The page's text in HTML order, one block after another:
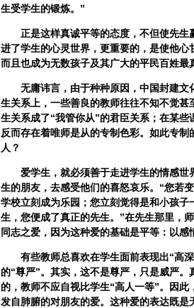
生受学生的锻炼。”
正是这样真诚平等的态度，不但使先生
进了学生的心灵世界，更重要的，是使他心
而且也成为无数孩子及其广大的平民百姓最
无庸讳言，由于种种原因，中国封建文
生关系上，一些善良的教师往往不知不觉
生关系成了“我管你从”的君臣关系；在某
反而存在着唯师是从的专制色彩。如此专
人？
爱学生，就必须善于走进学生的情感世
生的朋友，去感受他们的喜怒哀乐。“您若
学校立刻成为乐园；您立刻觉得是和小孩
生，您便成了真正的先生。”在先生那里，
同志之爱，因为这种爱的基础是平等：以感
有些教师总喜欢在学生面前表现出“高深
的“尊严”。其实，这不是尊严，只是威严
的，教师不应自视比学生“高人一等”。因
发自肺腑的对朋友的爱。这种爱的表达既